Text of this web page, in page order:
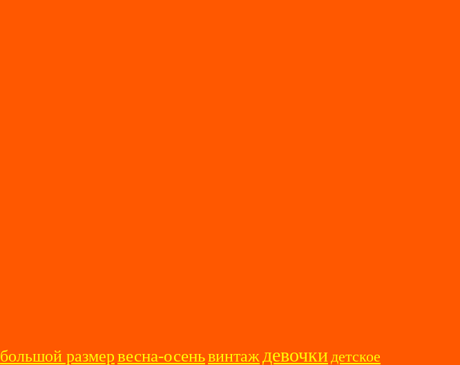
большой размервесна-осеньвинтаж девочки детское